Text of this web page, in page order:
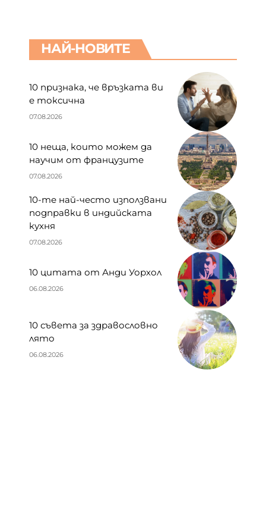
НАЙ-НОВИТЕ
10 признака, че връзката ви
е токсична
07.08.2026
10 неща, които можем да
научим от французите
07.08.2026
10-те най-често използвани
подправки в индийската
кухня
07.08.2026
10 цитата от Анди Уорхол
06.08.2026
10 съвета за здравословно
лято
06.08.2026